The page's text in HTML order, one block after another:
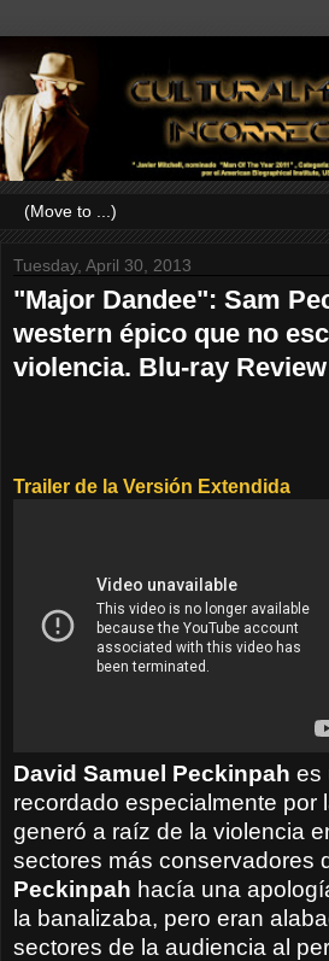
Tuesday, April 30, 2013
"Major Dandee": Sam
western épico que no
violencia. Blu-ray Review
Trailer de la Versión Extendida
David Samuel Peckinpah es
recordado especialmente por
generó a raíz de la violencia
sectores más conservadores
Peckinpah hacía una
la banalizaba, pero eran
sectores de la audiencia al